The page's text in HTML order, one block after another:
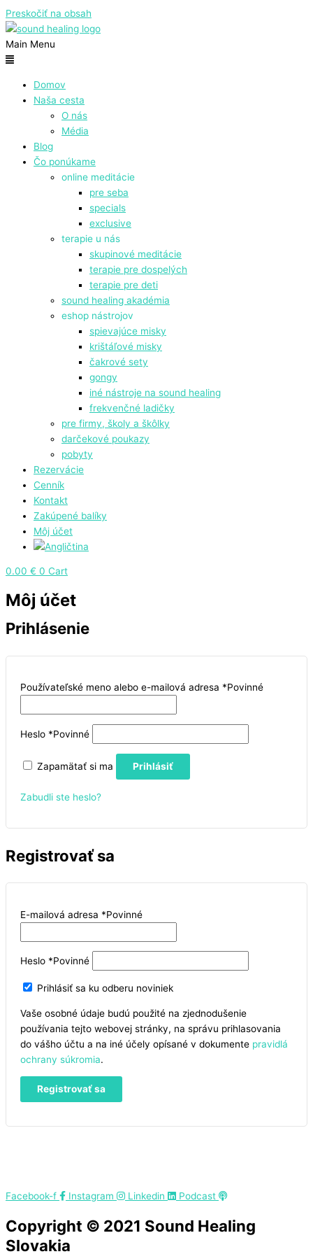
Preskočiť na obsah
Main Menu
Domov
Naša cesta
O nás
Média
Blog
Čo ponúkame
online meditácie
pre seba
specials
exclusive
terapie u nás
skupinové meditácie
terapie pre dospelých
terapie pre deti
sound healing akadémia
eshop nástrojov
spievajúce misky
krištáľové misky
čakrové sety
gongy
⁠iné nástroje na sound healing
frekvenčné ladičky
pre firmy, školy a škôlky
darčekové poukazy
pobyty
Rezervácie
Cenník
Kontakt
Zakúpené balíky
Môj účet
0.00 € 0 Cart
Môj účet
Prihlásenie
Používateľské meno alebo e-mailová adresa *Povinné
Heslo *Povinné
Zapamätať si ma Prihlásiť
Zabudli ste heslo?
Registrovať sa
E-mailová adresa *Povinné
Heslo *Povinné
Prihlásiť sa ku odberu noviniek
Vaše osobné údaje budú použité na zjednodušenie
používania tejto webovej stránky, na správu prihlasovania
do vášho účtu a na iné účely opísané v dokumente pravidlá
ochrany súkromia.
Registrovať sa
Facebook-f Instagram Linkedin Podcast
Copyright © 2021 Sound Healing
Slovakia